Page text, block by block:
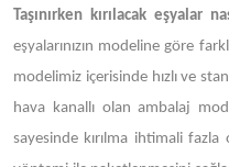
Taşınırken kırılacak eşyalar
eşyalarınızın modeline göre
modelimiz içerisinde hızlı ve
hava kanallı olan ambalaj
sayesinde kırılma ihtimali